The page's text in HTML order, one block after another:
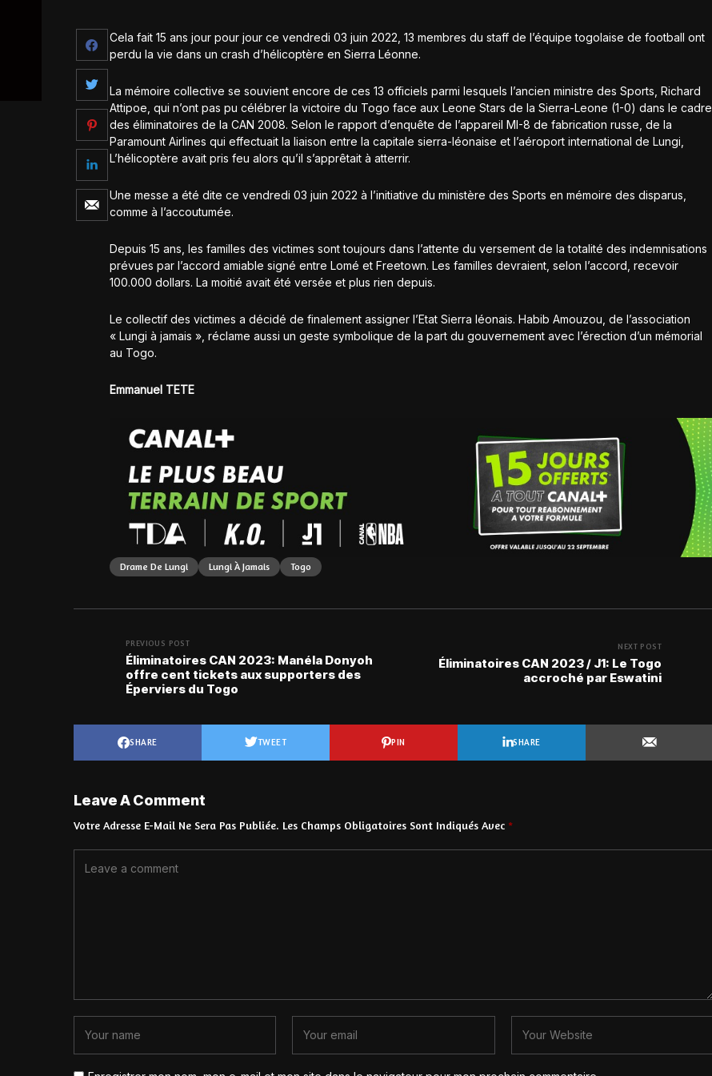
Cela fait 15 ans jour pour jour ce vendredi 03 juin 2022, 13 membres du staff de l’équipe togolaise de football ont
perdu la vie dans un crash d’hélicoptère en Sierra Léonne.
La mémoire collective se souvient encore de ces 13 officiels parmi lesquels l’ancien ministre des Sports, Richard
Attipoe, qui n’ont pas pu célébrer la victoire du Togo face aux Leone Stars de la Sierra-Leone (1-0) dans le cadre
des éliminatoires de la CAN 2008. Selon le rapport d’enquête de l’appareil MI-8 de fabrication russe, de la
Paramount Airlines qui effectuait la liaison entre la capitale sierra-léonaise et l’aéroport international de Lungi,
L’hélicoptère avait pris feu alors qu’il s’apprêtait à atterrir.
Une messe a été dite ce vendredi 03 juin 2022 à l’initiative du ministère des Sports en mémoire des disparus,
comme à l’accoutumée.
Depuis 15 ans, les familles des victimes sont toujours dans l’attente du versement de la totalité des indemnisations
prévues par l’accord amiable signé entre Lomé et Freetown. Les familles devraient, selon l’accord, recevoir
100.000 dollars. La moitié avait été versée et plus rien depuis.
Le collectif des victimes a décidé de finalement assigner l’Etat Sierra léonais. Habib Amouzou, de l’association
« Lungi à jamais », réclame aussi un geste symbolique de la part du gouvernement avec l’érection d’un mémorial
au Togo.
Emmanuel TETE
Drame De Lungi Lungi À Jamais Togo
PREVIOUS POST
Éliminatoires CAN 2023: Manéla Donyoh
offre cent tickets aux supporters des
Éperviers du Togo
NEXT POST
Éliminatoires CAN 2023 / J1: Le Togo
accroché par Eswatini
SHARE TWEET PIN SHARE
Leave A Comment
Votre Adresse E-Mail Ne Sera Pas Publiée. Les Champs Obligatoires Sont Indiqués Avec *